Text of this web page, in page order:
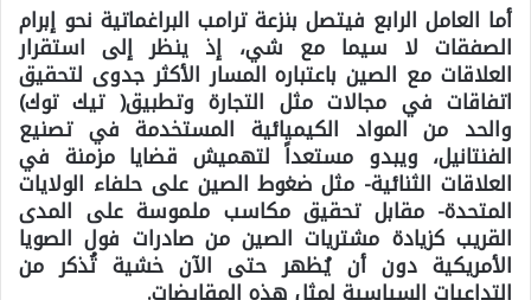
أما العامل الرابع فيتصل بنزعة ترامب البراغماتية نحو إبرام
الصفقات لا سيما مع شي، إذ ينظر إلى استقرار
العلاقات مع الصين باعتباره المسار الأكثر جدوى لتحقيق
اتفاقات في مجالات مثل التجارة وتطبيق( تيك توك)
والحد من المواد الكيميائية المستخدمة في تصنيع
الفنتانيل، ويبدو مستعداً لتهميش قضايا مزمنة في
العلاقات الثنائية- مثل ضغوط الصين على حلفاء الولايات
المتحدة- مقابل تحقيق مكاسب ملموسة على المدى
القريب كزيادة مشتريات الصين من صادرات فول الصويا
الأمريكية دون أن يُظهر حتى الآن خشية تُذكر من